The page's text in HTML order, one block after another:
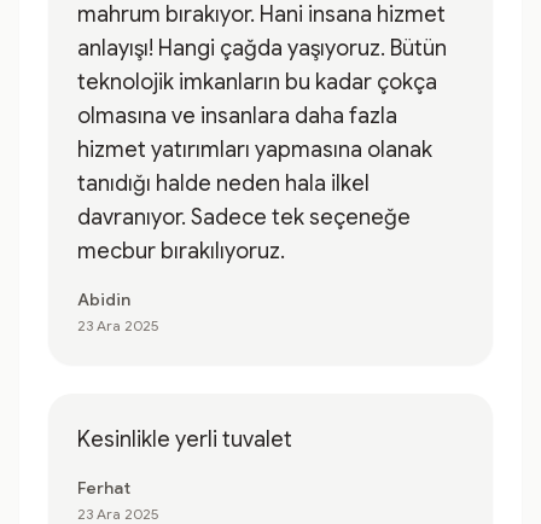
mahrum bırakıyor. Hani insana hizmet
anlayışı! Hangi çağda yaşıyoruz. Bütün
teknolojik imkanların bu kadar çokça
olmasına ve insanlara daha fazla
hizmet yatırımları yapmasına olanak
tanıdığı halde neden hala ilkel
davranıyor. Sadece tek seçeneğe
mecbur bırakılıyoruz.
Abidin
23 Ara 2025
Kesinlikle yerli tuvalet
Ferhat
23 Ara 2025